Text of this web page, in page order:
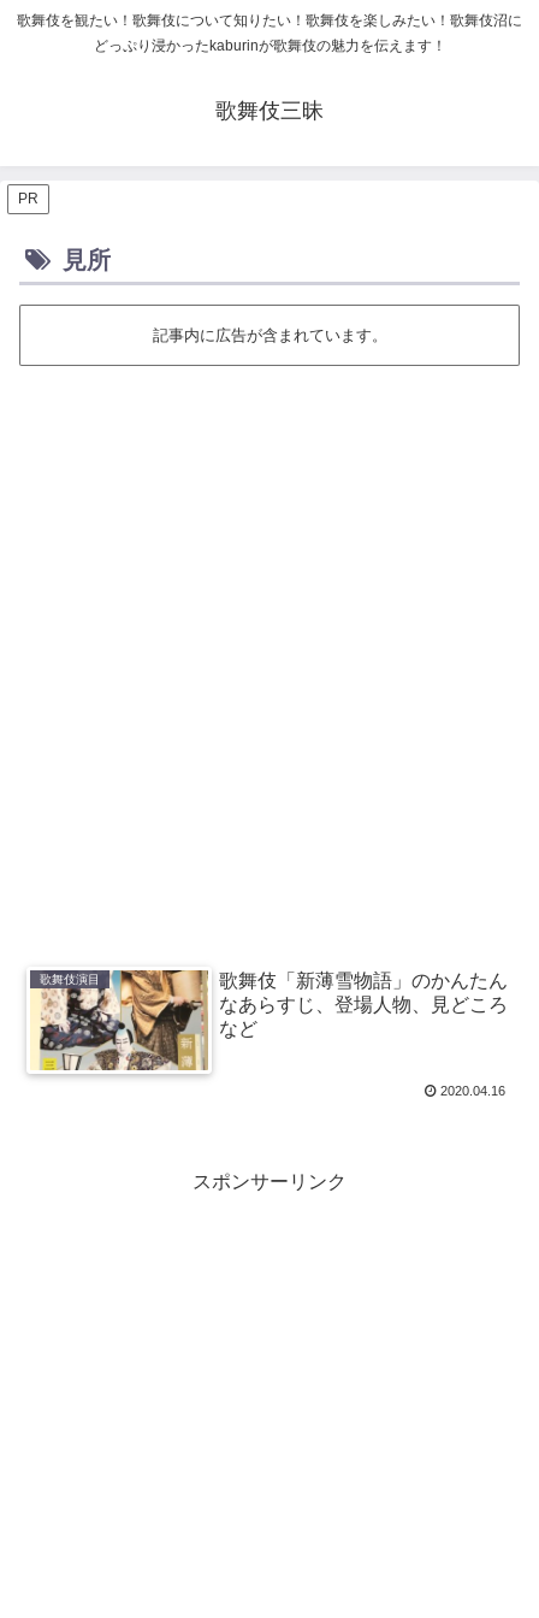
歌舞伎を観たい！歌舞伎について知りたい！歌舞伎を楽しみたい！歌舞伎沼に
どっぷり浸かったkaburinが歌舞伎の魅力を伝えます！
歌舞伎三昧
PR
見所
記事内に広告が含まれています。
歌舞伎演目
歌舞伎「新薄雪物語」のかんたん
なあらすじ、登場人物、見どころ
など
2020.04.16
スポンサーリンク